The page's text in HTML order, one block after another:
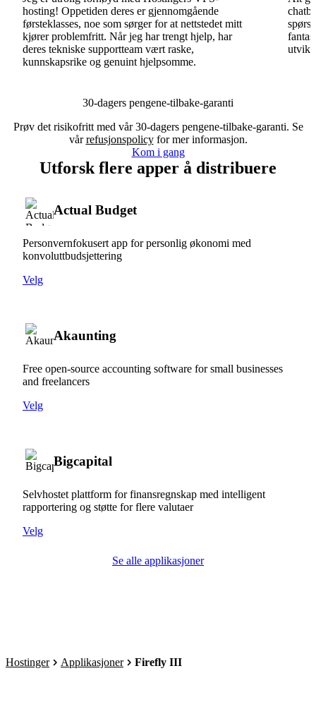
hosting! Oppetiden deres er gjennomgående
førsteklasses, noe som sørger for at nettstedet mitt
kjører problemfritt. Når jeg har trengt hjelp, har
deres tekniske supportteam vært raske,
kunnskapsrike og genuint hjelpsomme.
30-dagers pengene-tilbake-garanti
Prøv det risikofritt med vår 30-dagers pengene-tilbake-garanti. Se
vårrefusjonspolicyfor mer informasjon.
Kom i gang
Utforsk flere apper å distribuere
Actual Budget
Personvernfokusert app for personlig økonomi med
konvoluttbudsjettering
Velg
Akaunting
Free open-source accounting software for small businesses
and freelancers
Velg
Bigcapital
Selvhostet plattform for finansregnskap med intelligent
rapportering og støtte for flere valutaer
Velg
Se alle applikasjoner
Hostinger Applikasjoner Firefly III